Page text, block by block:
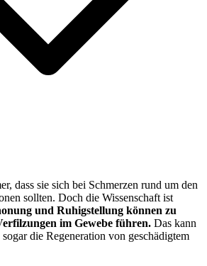
dass sie sich bei Schmerzen rund um den
sollten. Doch die Wissenschaft ist
und Ruhigstellung können zu
im Gewebe führen. Das kann
die Regeneration von geschädigtem